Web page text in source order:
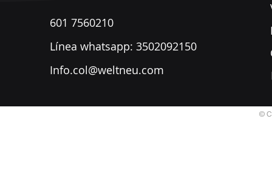
601 7560210
​Línea whatsapp: 3502092150
Info.col@weltneu.com
©